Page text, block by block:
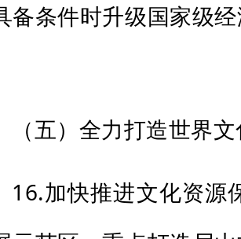
备条件时升级国家级
（五）全力打造世界
16.加快推进文化资源